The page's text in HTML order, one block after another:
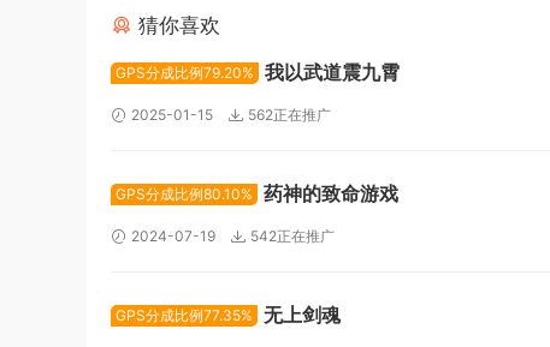
猜你喜欢
GPS分成比例79.20% 我以武道震九霄
2025-01-15 562正在推广
GPS分成比例80.10% 药神的致命游戏
2024-07-19 542正在推广
GPS分成比例77.35% 无上剑魂